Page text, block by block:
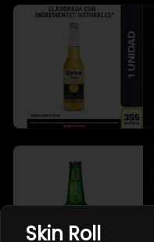
Skin Roll